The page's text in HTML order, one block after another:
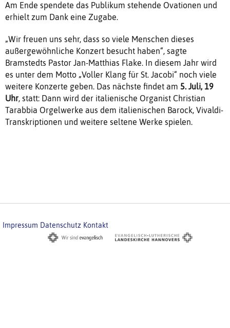
Am Ende spendete das Publikum stehende Ovationen und
erhielt zum Dank eine Zugabe.
„Wir freuen uns sehr, dass so viele Menschen dieses
außergewöhnliche Konzert besucht haben“, sagte
Bramstedts Pastor Jan-Matthias Flake. In diesem Jahr wird
es unter dem Motto „Voller Klang für St. Jacobi“ noch viele
weitere Konzerte geben. Das nächste findet am 5. Juli, 19
Uhr, statt: Dann wird der italienische Organist Christian
Tarabbia Orgelwerke aus dem italienischen Barock, Vivaldi-
Transkriptionen und weitere seltene Werke spielen.
Impressum Datenschutz Kontakt